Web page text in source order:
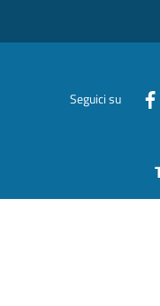
Seguici su